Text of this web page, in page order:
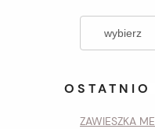
OSTATNIO
ZAWIESZKA